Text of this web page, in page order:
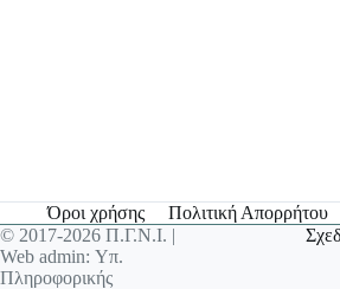
Όροι χρήσης Πολιτική Απορρήτου
© 2017-2026 Π.Γ.Ν.Ι. |
Web admin: Υπ.
Πληροφορικής